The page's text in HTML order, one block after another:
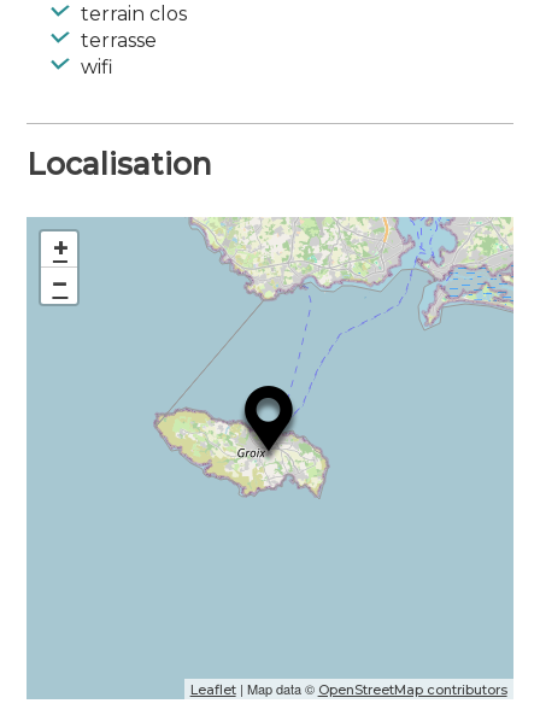
terrain clos
terrasse
wifi
Localisation
+
−
Leaflet| Map data © OpenStreetMap contributors